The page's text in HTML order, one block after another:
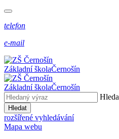
telefon
e-mail
Základní školaČernošín
Základní školaČernošín
Hledat
rozšířené vyhledávání
Mapa webu